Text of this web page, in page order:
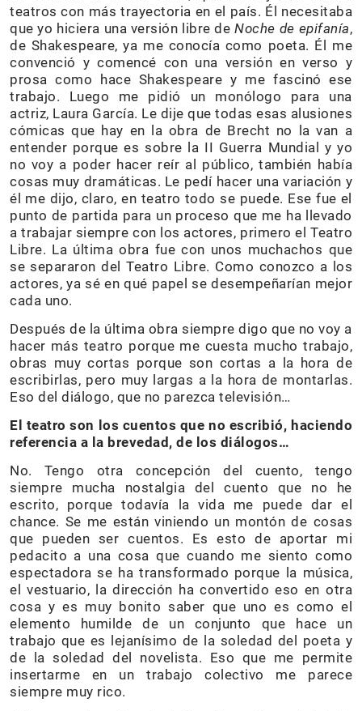
teatros con más trayectoria en el país. Él necesitaba
que yo hiciera una versión libre deNoche de epifanía,
de Shakespeare, ya me conocía como poeta. Él me
convenció y comencé con una versión en verso y
prosa como hace Shakespeare y me fascinó ese
trabajo. Luego me pidió un monólogo para una
actriz, Laura García. Le dije que todas esas alusiones
cómicas que hay en la obra de Brecht no la van a
entender porque es sobre la II Guerra Mundial y yo
no voy a poder hacer reír al público, también había
cosas muy dramáticas. Le pedí hacer una variación y
él me dijo, claro, en teatro todo se puede. Ese fue el
punto de partida para un proceso que me ha llevado
a trabajar siempre con los actores, primero el Teatro
Libre. La última obra fue con unos muchachos que
se separaron del Teatro Libre. Como conozco a los
actores, ya sé en qué papel se desempeñarían mejor
cada uno.
Después de la última obra siempre digo que no voy a
hacer más teatro porque me cuesta mucho trabajo,
obras muy cortas porque son cortas a la hora de
escribirlas, pero muy largas a la hora de montarlas.
Eso del diálogo, que no parezca televisión…
El teatro son los cuentos que no escribió, haciendo
referencia a la brevedad, de los diálogos…
No. Tengo otra concepción del cuento, tengo
siempre mucha nostalgia del cuento que no he
escrito, porque todavía la vida me puede dar el
chance. Se me están viniendo un montón de cosas
que pueden ser cuentos. Es esto de aportar mi
pedacito a una cosa que cuando me siento como
espectadora se ha transformado porque la música,
el vestuario, la dirección ha convertido eso en otra
cosa y es muy bonito saber que uno es como el
elemento humilde de un conjunto que hace un
trabajo que es lejanísimo de la soledad del poeta y
de la soledad del novelista. Eso que me permite
insertarme en un trabajo colectivo me parece
siempre muy rico.